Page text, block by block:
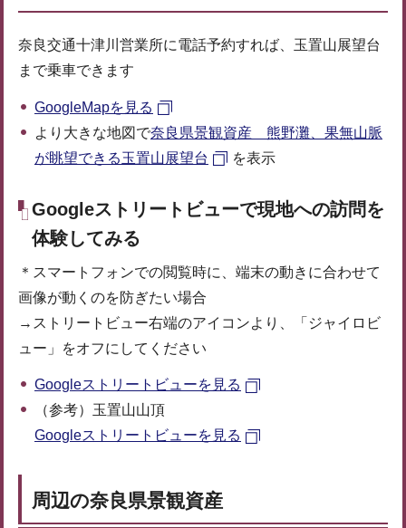
奈良交通十津川営業所に電話予約すれば、玉置山展望台
まで乗車できます
GoogleMapを見る
より大きな地図で奈良県景観資産 熊野灘、果無山脈
が眺望できる玉置山展望台
を表示
Googleストリートビューで現地への訪問を
体験してみる
＊スマートフォンでの閲覧時に、端末の動きに合わせて
画像が動くのを防ぎたい場合
→ストリートビュー右端のアイコンより、「ジャイロビ
ュー」をオフにしてください
Googleストリートビューを見る
（参考）玉置山山頂
Googleストリートビューを見る
周辺の奈良県景観資産